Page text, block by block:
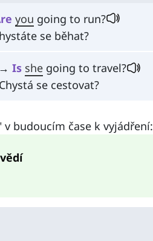
you going to run?
se běhat?
Is she going to travel?
se cestovat?
budoucím čase k vyjádření: